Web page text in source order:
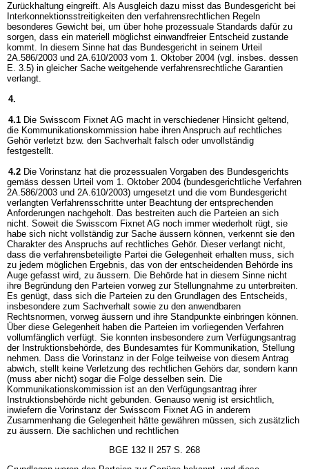
Zurückhaltung eingreift. Als Ausgleich dazu misst das Bundesgericht bei
Interkonnektionsstreitigkeiten den verfahrensrechtlichen Regeln
besonderes Gewicht bei, um über hohe prozessuale Standards dafür zu
sorgen, dass ein materiell möglichst einwandfreier Entscheid zustande
kommt. In diesem Sinne hat das Bundesgericht in seinem Urteil
2A.586/2003 und 2A.610/2003 vom 1. Oktober 2004 (vgl. insbes. dessen
E. 3.5) in gleicher Sache weitgehende verfahrensrechtliche Garantien
verlangt.
4.
4.1 Die Swisscom Fixnet AG macht in verschiedener Hinsicht geltend,
die Kommunikationskommission habe ihren Anspruch auf rechtliches
Gehör verletzt bzw. den Sachverhalt falsch oder unvollständig
festgestellt.
4.2 Die Vorinstanz hat die prozessualen Vorgaben des Bundesgerichts
gemäss dessen Urteil vom 1. Oktober 2004 (bundesgerichtliche Verfahren
2A.586/2003 und 2A.610/2003) umgesetzt und die vom Bundesgericht
verlangten Verfahrensschritte unter Beachtung der entsprechenden
Anforderungen nachgeholt. Das bestreiten auch die Parteien an sich
nicht. Soweit die Swisscom Fixnet AG noch immer wiederholt rügt, sie
habe sich nicht vollständig zur Sache äussern können, verkennt sie den
Charakter des Anspruchs auf rechtliches Gehör. Dieser verlangt nicht,
dass die verfahrensbeteiligte Partei die Gelegenheit erhalten muss, sich
zu jedem möglichen Ergebnis, das von der entscheidenden Behörde ins
Auge gefasst wird, zu äussern. Die Behörde hat in diesem Sinne nicht
ihre Begründung den Parteien vorweg zur Stellungnahme zu unterbreiten.
Es genügt, dass sich die Parteien zu den Grundlagen des Entscheids,
insbesondere zum Sachverhalt sowie zu den anwendbaren
Rechtsnormen, vorweg äussern und ihre Standpunkte einbringen können.
Über diese Gelegenheit haben die Parteien im vorliegenden Verfahren
vollumfänglich verfügt. Sie konnten insbesondere zum Verfügungsantrag
der Instruktionsbehörde, des Bundesamtes für Kommunikation, Stellung
nehmen. Dass die Vorinstanz in der Folge teilweise von diesem Antrag
abwich, stellt keine Verletzung des rechtlichen Gehörs dar, sondern kann
(muss aber nicht) sogar die Folge desselben sein. Die
Kommunikationskommission ist an den Verfügungsantrag ihrer
Instruktionsbehörde nicht gebunden. Genauso wenig ist ersichtlich,
inwiefern die Vorinstanz der Swisscom Fixnet AG in anderem
Zusammenhang die Gelegenheit hätte gewähren müssen, sich zusätzlich
zu äussern. Die sachlichen und rechtlichen
BGE 132 II 257 S. 268